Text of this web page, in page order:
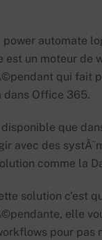
power automate
est un moteur de
qui fait
dans Office 365.
disponible que
avec des
comme la
solution c’est
elle
pour pas